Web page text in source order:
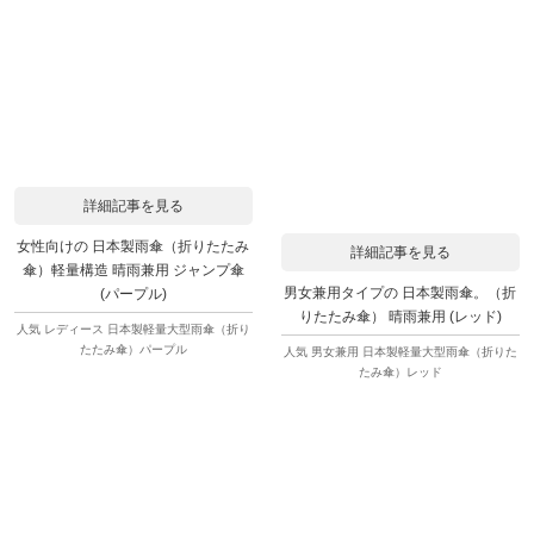
詳細記事を見る
女性向けの 日本製雨傘（折りたたみ
傘）軽量構造 晴雨兼用 ジャンプ傘
(パープル)
人気 レディース 日本製軽量大型雨傘（折り
たたみ傘）パープル
詳細記事を見る
男女兼用タイプの 日本製雨傘。（折
りたたみ傘） 晴雨兼用 (レッド)
人気 男女兼用 日本製軽量大型雨傘（折りた
たみ傘）レッド